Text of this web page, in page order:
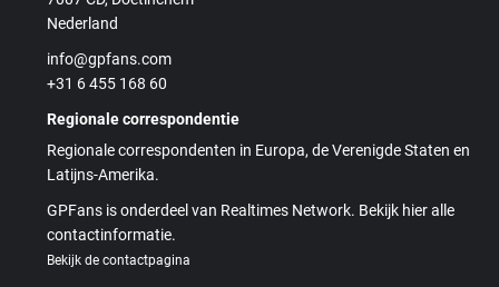
Nederland
info@gpfans.com
+31 6 455 168 60
Regionale correspondentie
Regionale correspondenten in Europa, de Verenigde Staten en
Latijns-Amerika.
GPFans is onderdeel van Realtimes Network. Bekijk hier alle
contactinformatie.
Bekijk de contactpagina